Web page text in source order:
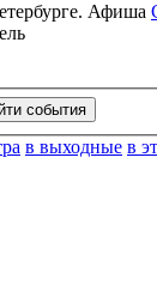
Афиша
в выходные в